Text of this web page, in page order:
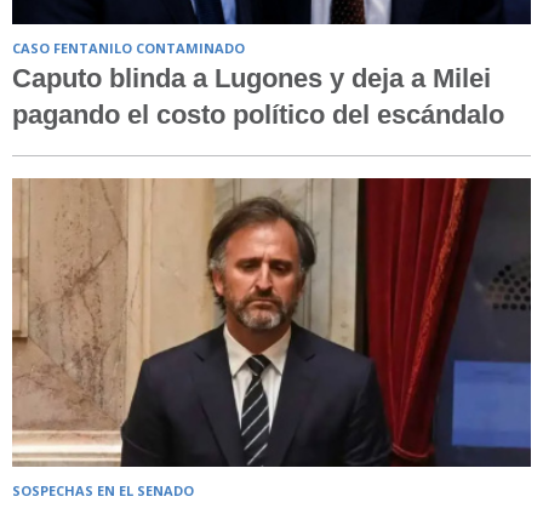
CASO FENTANILO CONTAMINADO
Caputo blinda a Lugones y deja a Milei
pagando el costo político del escándalo
SOSPECHAS EN EL SENADO